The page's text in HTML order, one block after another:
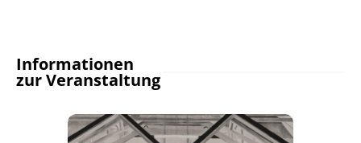
Informationen
zur Veranstaltung